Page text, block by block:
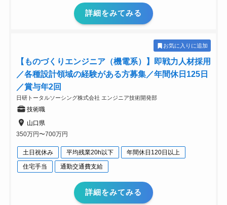
詳細をみてみる
お気に入りに追加
【ものづくりエンジニア（機電系）】即戦力人材採用
／各種設計領域の経験がある方募集／年間休日125日
／賞与年2回
日研トータルソーシング株式会社 エンジニア技術開発部
技術職
山口県
350万円〜700万円
土日祝休み 平均残業20h以下
年間休日120日以上
住宅手当
通勤交通費支給
詳細をみてみる